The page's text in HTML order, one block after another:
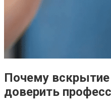
Почему
доверить